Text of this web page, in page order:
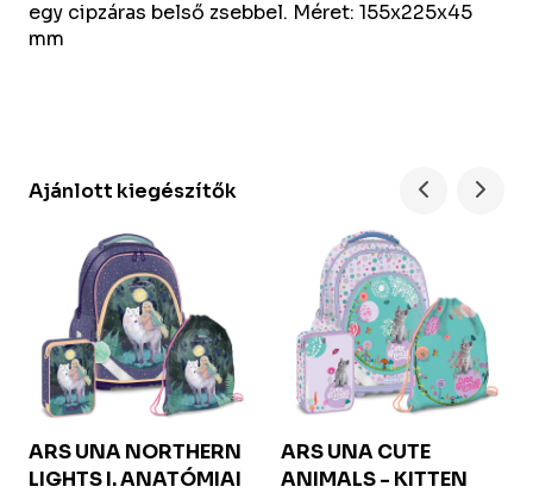
egy cipzáras belső zsebbel. Méret: 155x225x45
mm
Ajánlott kiegészítők
ARS UNANORTHERN
LIGHTS I. ANATÓMIAI
ARS UNACUTE
ANIMALS - KITTEN